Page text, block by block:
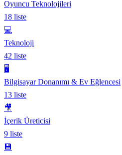
Oyuncu Teknolojileri
18 liste
💻
Teknoloji
42 liste
🖥️
Bilgisayar Donanımı & Ev Eğlencesi
13 liste
🎥
İçerik Üreticisi
9 liste
💾